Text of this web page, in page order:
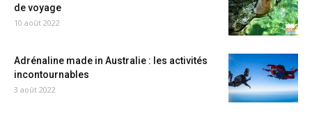
de voyage
10 août 2022
Adrénaline made in Australie : les activités
incontournables
3 août 2022